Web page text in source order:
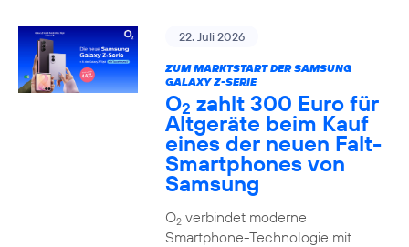
22. Juli 2026
ZUM MARKTSTART DER SAMSUNG
GALAXY Z-SERIE
O2 zahlt 300 Euro für
Altgeräte beim Kauf
eines der neuen Falt-
Smartphones von
Samsung
O2verbindet moderne
Smartphone-Technologie mit